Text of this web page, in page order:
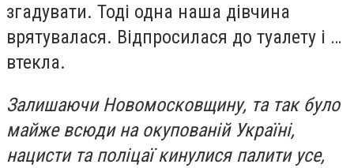
згадувати. Тоді одна наша дівчина
врятувалася. Відпросилася до туалету і …
втекла.
Залишаючи Новомосковщину, та так було
майже всюди на окупованій Україні,
нацисти та поліцаї кинулися палити усе,